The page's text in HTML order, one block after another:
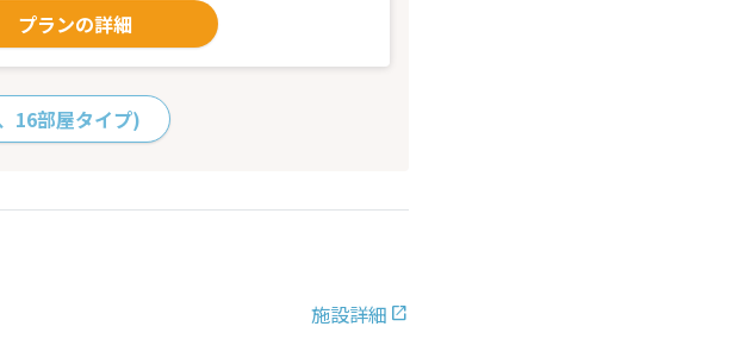
プランの詳細
16部屋タイプ)
施設詳細